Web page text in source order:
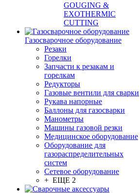
GOUGING &
EXOTHERMIC
CUTTING
Газосварочное оборудование
Резаки
Горелки
Запчасти к резакам и
горелкам
Редукторы
Газовые вентили для сварки
Рукава напорные
Баллоны для газосварки
Манометры
Машины газовой резки
Медицинское оборудование
Оборудование для
газораспределительных
систем
Сетевое оборудование
+ ЕЩЕ 2